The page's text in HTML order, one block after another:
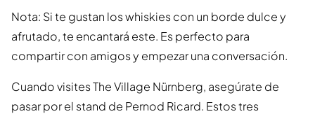
Nota: Si te gustan los whiskies con un borde dulce y
afrutado, te encantará este. Es perfecto para
compartir con amigos y empezar una conversación.
Cuando visites The Village Nürnberg, asegúrate de
pasar por el stand de Pernod Ricard. Estos tres